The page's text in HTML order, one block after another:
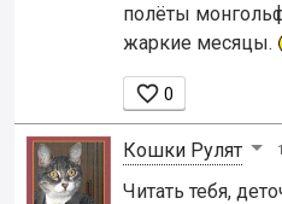
полёты
жаркие месяцы.
 0
Кошки Рyлят
Читать тебя,